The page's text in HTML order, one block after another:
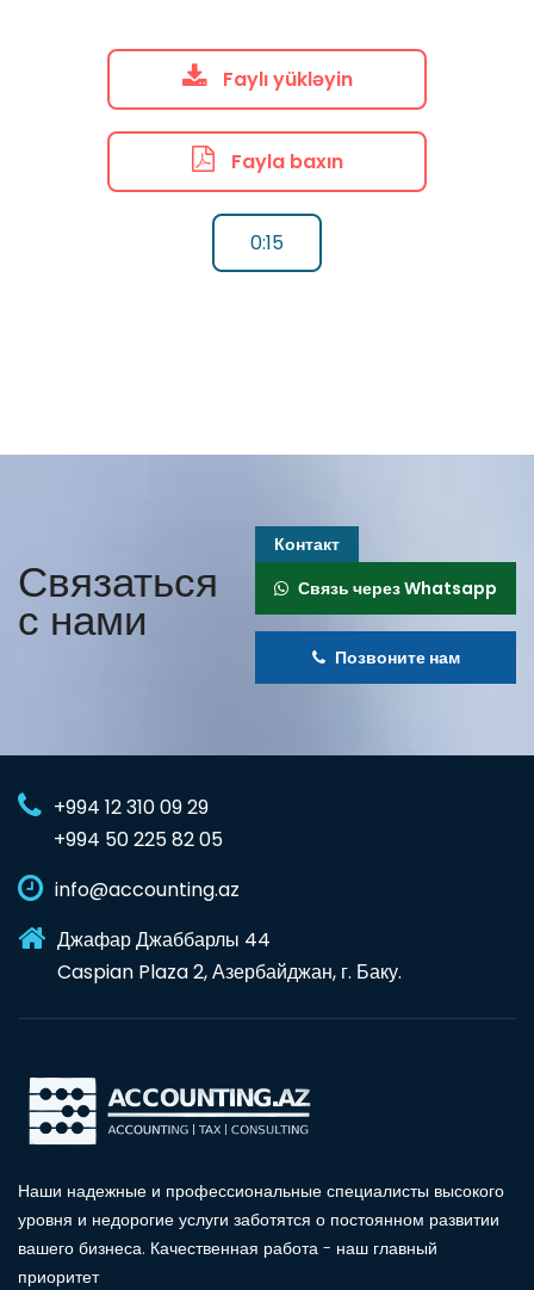
Faylı yükləyin
Fayla baxın
0:14
Связаться
с нами
Контакт
Связь через Whatsapp
Позвоните нам
+994 12 310 09 29
+994 50 225 82 05
info@accounting.az
Джафар Джаббарлы 44
Caspian Plaza 2, Азербайджан, г. Баку.
Наши надежные и профессиональные специалисты высокого
уровня и недорогие услуги заботятся о постоянном развитии
вашего бизнеса. Качественная работа - наш главный
приоритет